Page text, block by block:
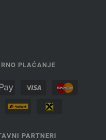
PLAĆANJE
PARTNERI